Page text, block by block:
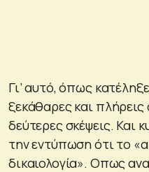
Γι’ αυτό, όπως
ξεκάθαρες και
δεύτερες σκέψεις. Και
την εντύπωση ότι το
δικαιολογία». Οπως